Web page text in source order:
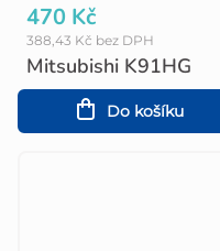
Mitsubishi K91HG
388,43 Kč bez DPH
470 Kč
Do košíku